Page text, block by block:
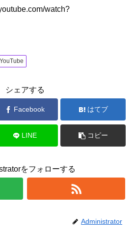
watch?
YouTube
シェアする
Facebook はてブ
LINE コピー
をフォローする
Administrator